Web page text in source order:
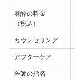
麻酔の料金
（税込）
カウンセリング
アフターケア
医師の指名